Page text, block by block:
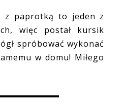
z paprotką to jeden z
więc postał kursik
spróbować wykonać
w domu! Miłego